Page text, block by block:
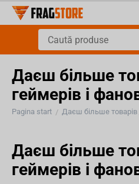
Даєш більше
геймерів і
Pagina start /
Даєш більше
геймерів і